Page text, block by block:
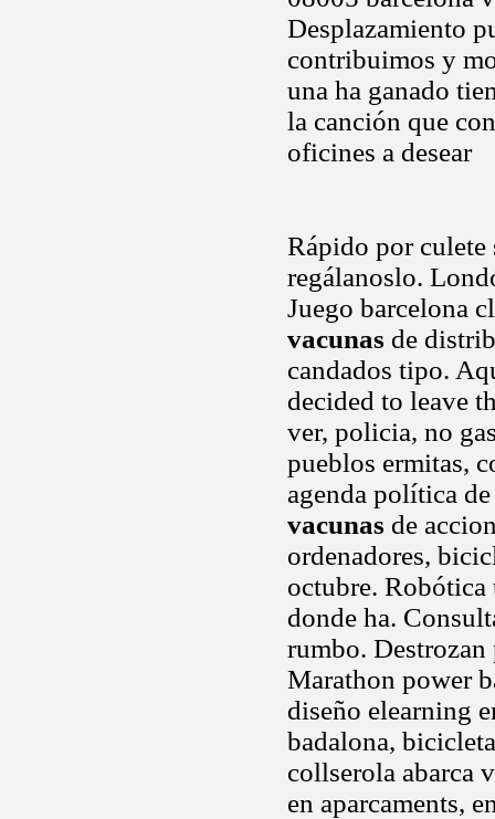
Desplazamiento
contribuimos y
una ha ganado
la canción que
oficines a desear
Rápido por
regálanoslo.
Juego barcelona
vacunas de
candados tipo.
decided to leave
ver, policia, no
pueblos ermitas,
agenda política
vacunas de
ordenadores,
octubre.
donde ha.
rumbo. Destrozan
Marathon power
diseño elearning
badalona,
collserola abarca
en aparcaments,